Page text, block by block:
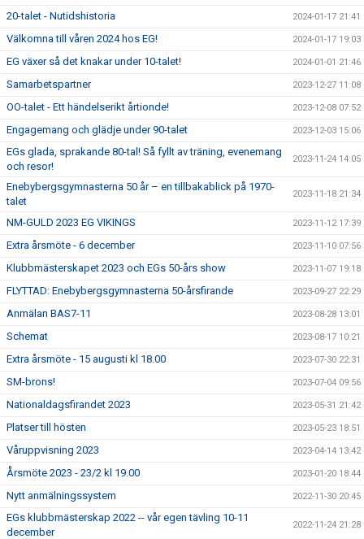
20-talet - Nutidshistoria 2024-01-17 21:41
Välkomna till våren 2024 hos EG! 2024-01-17 19:03
EG växer så det knakar under 10-talet! 2024-01-01 21:46
Samarbetspartner 2023-12-27 11:08
OO-talet - Ett händelserikt årtionde! 2023-12-08 07:52
Engagemang och glädje under 90-talet 2023-12-03 15:06
EGs glada, sprakande 80-tal! Så fyllt av träning, evenemang
och resor!
2023-11-24 14:05
Enebybergsgymnasterna 50 år – en tillbakablick på 1970-
talet
2023-11-18 21:34
NM-GULD 2023 EG VIKINGS 2023-11-12 17:39
Extra årsmöte - 6 december 2023-11-10 07:56
Klubbmästerskapet 2023 och EGs 50-års show 2023-11-07 19:18
FLYTTAD: Enebybergsgymnasterna 50-årsfirande 2023-09-27 22:29
Anmälan BAS7-11 2023-08-28 13:01
Schemat 2023-08-17 10:21
Extra årsmöte - 15 augusti kl 18.00 2023-07-30 22:31
SM-brons! 2023-07-04 09:56
Nationaldagsfirandet 2023 2023-05-31 21:42
Platser till hösten 2023-05-23 18:51
Våruppvisning 2023 2023-04-14 13:42
Årsmöte 2023 - 23/2 kl 19.00 2023-01-20 18:44
Nytt anmälningssystem 2022-11-30 20:45
EGs klubbmästerskap 2022 -- vår egen tävling 10-11
december
2022-11-24 21:28